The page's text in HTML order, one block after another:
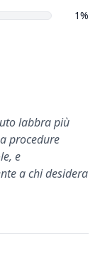
1%
labbra più
procedure
e
a chi desidera